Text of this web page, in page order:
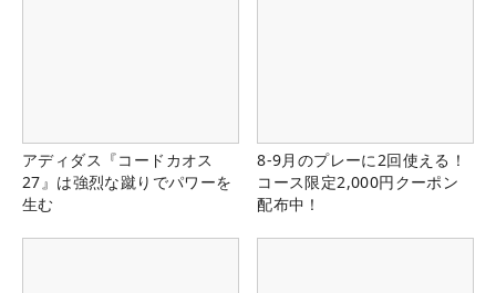
アディダス『コードカオス
27』は強烈な蹴りでパワーを
生む
8-9月のプレーに2回使える！
コース限定2,000円クーポン
配布中！